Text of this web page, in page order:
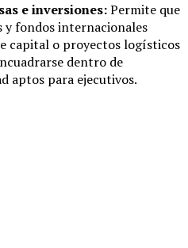
e inversiones:Permite que
fondos internacionales
capital o proyectos logísticos
dentro de
aptos para ejecutivos.